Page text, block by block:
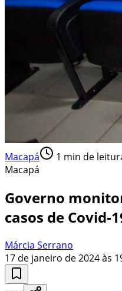
Macapá 1 min de
Macapá
Governo
casos de Covid-
Márcia Serrano
17 de janeiro de 2024 às